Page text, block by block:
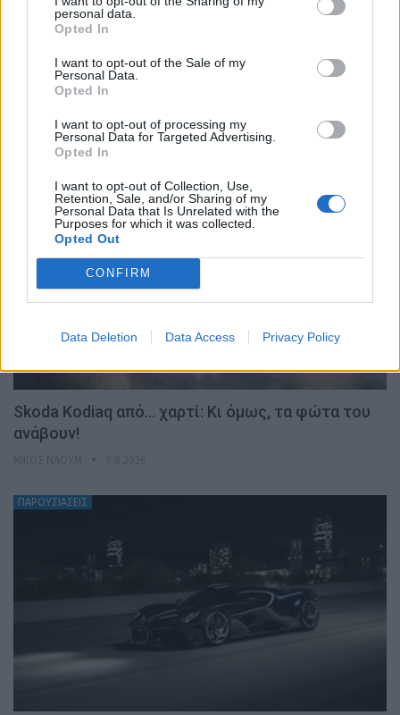
personal data.
Opted In
I want to opt-out of the Sale of my
Personal Data.
Opted In
I want to opt-out of processing my
Personal Data for Targeted Advertising.
Opted In
I want to opt-out of Collection, Use,
Retention, Sale, and/or Sharing of my
Personal Data that Is Unrelated with the
Purposes for which it was collected.
Opted Out
CONFIRM
Data Deletion Data Access Privacy Policy
Toyota GR86: Στοχευμένες αλλαγές με επίκεντρο
ΝΊΚΟΣ ΝΑΟΎΜ 9.8.2026
ΕΙΚΟΝΕΣ
Skoda Kodiaq από… χαρτί: Κι όμως, τα φώτα του
ανάβουν!
ΠΑΡΟΥΣΙΑΣΕΙΣ